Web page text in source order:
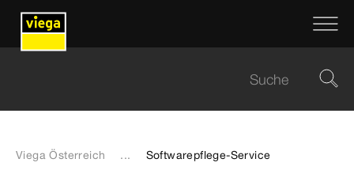
Viega Österreich ... Softwarepflege-Service